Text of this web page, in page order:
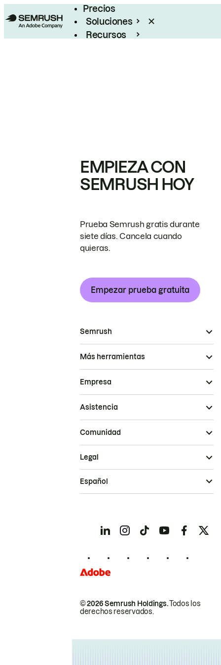
Precios
Soluciones
Recursos
EMPIEZA CON
SEMRUSH HOY
Prueba Semrush gratis durante
siete días. Cancela cuando
quieras.
Empezar prueba gratuita
Semrush
Más herramientas
Empresa
Asistencia
Comunidad
© 2026 Semrush Holdings.Todos los
derechos reservados.
Legal
Español